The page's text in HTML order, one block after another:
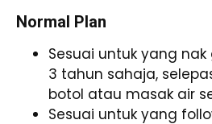
Normal Plan
Sesuai untuk yang
3 tahun sahaja,
botol atau masak air
Sesuai untuk yang